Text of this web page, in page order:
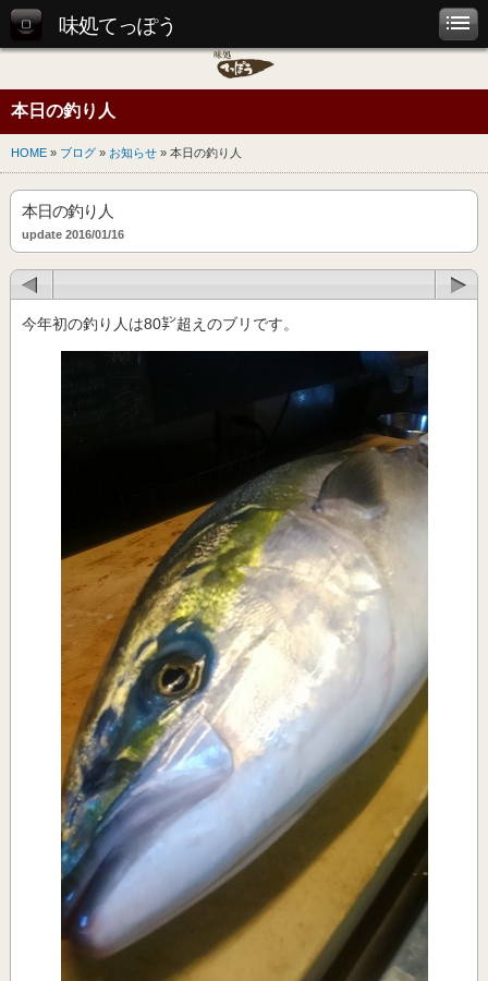
味処てっぽう
本日の釣り人
HOME » ブログ » お知らせ » 本日の釣り人
本日の釣り人
update 2016/01/16
今年初の釣り人は80㌢超えのブリです。